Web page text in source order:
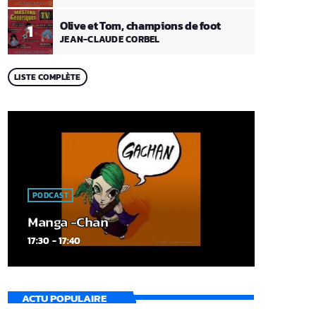
1 Olive et Tom, champions de foot
JEAN-CLAUDE CORBEL
LISTE COMPLÈTE
PODCAST
Manga -Chan
17:30 - 17:40
ACTU POPULAIRE